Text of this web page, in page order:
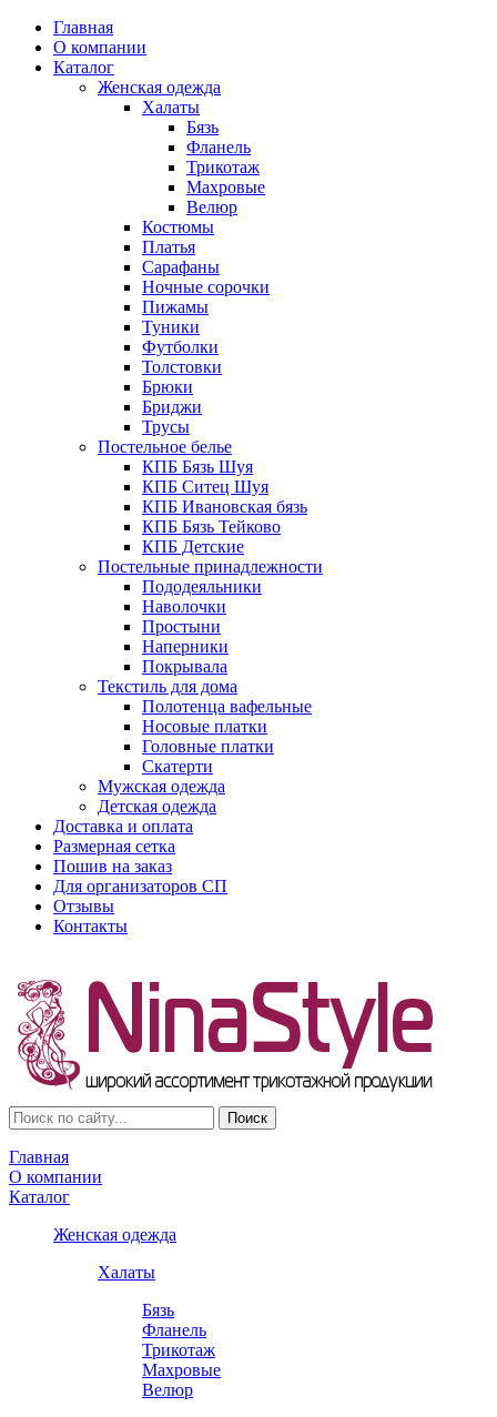
Главная
О компании
Каталог
Женская одежда
Халаты
Бязь
Фланель
Трикотаж
Махровые
Велюр
Костюмы
Платья
Сарафаны
Ночные сорочки
Пижамы
Туники
Футболки
Толстовки
Брюки
Бриджи
Трусы
Постельное белье
КПБ Бязь Шуя
КПБ Ситец Шуя
КПБ Ивановская бязь
КПБ Бязь Тейково
КПБ Детские
Постельные принадлежности
Пододеяльники
Наволочки
Простыни
Наперники
Покрывала
Текстиль для дома
Полотенца вафельные
Носовые платки
Головные платки
Скатерти
Мужская одежда
Детская одежда
Доставка и оплата
Размерная сетка
Пошив на заказ
Для организаторов СП
Отзывы
Контакты
Главная
О компании
Каталог
Женская одежда
Халаты
Бязь
Фланель
Трикотаж
Махровые
Велюр